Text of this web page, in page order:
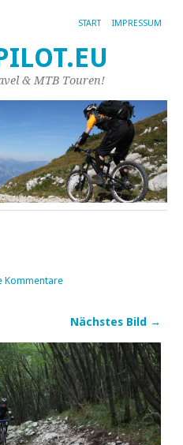
START IMPRESSUM
& MTB Touren!
Kommentare
Nächstes Bild →